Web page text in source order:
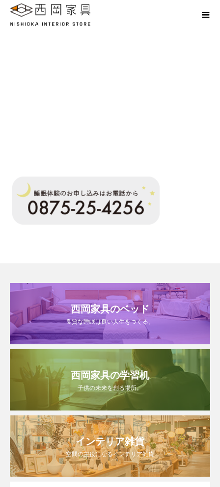
西岡家具のベッド
良質な睡眠は良い人生をつくる。
西岡家具の学習机
子供の未来を創る場所。
インテリア雑貨
空間の主役になるインテリア雑貨